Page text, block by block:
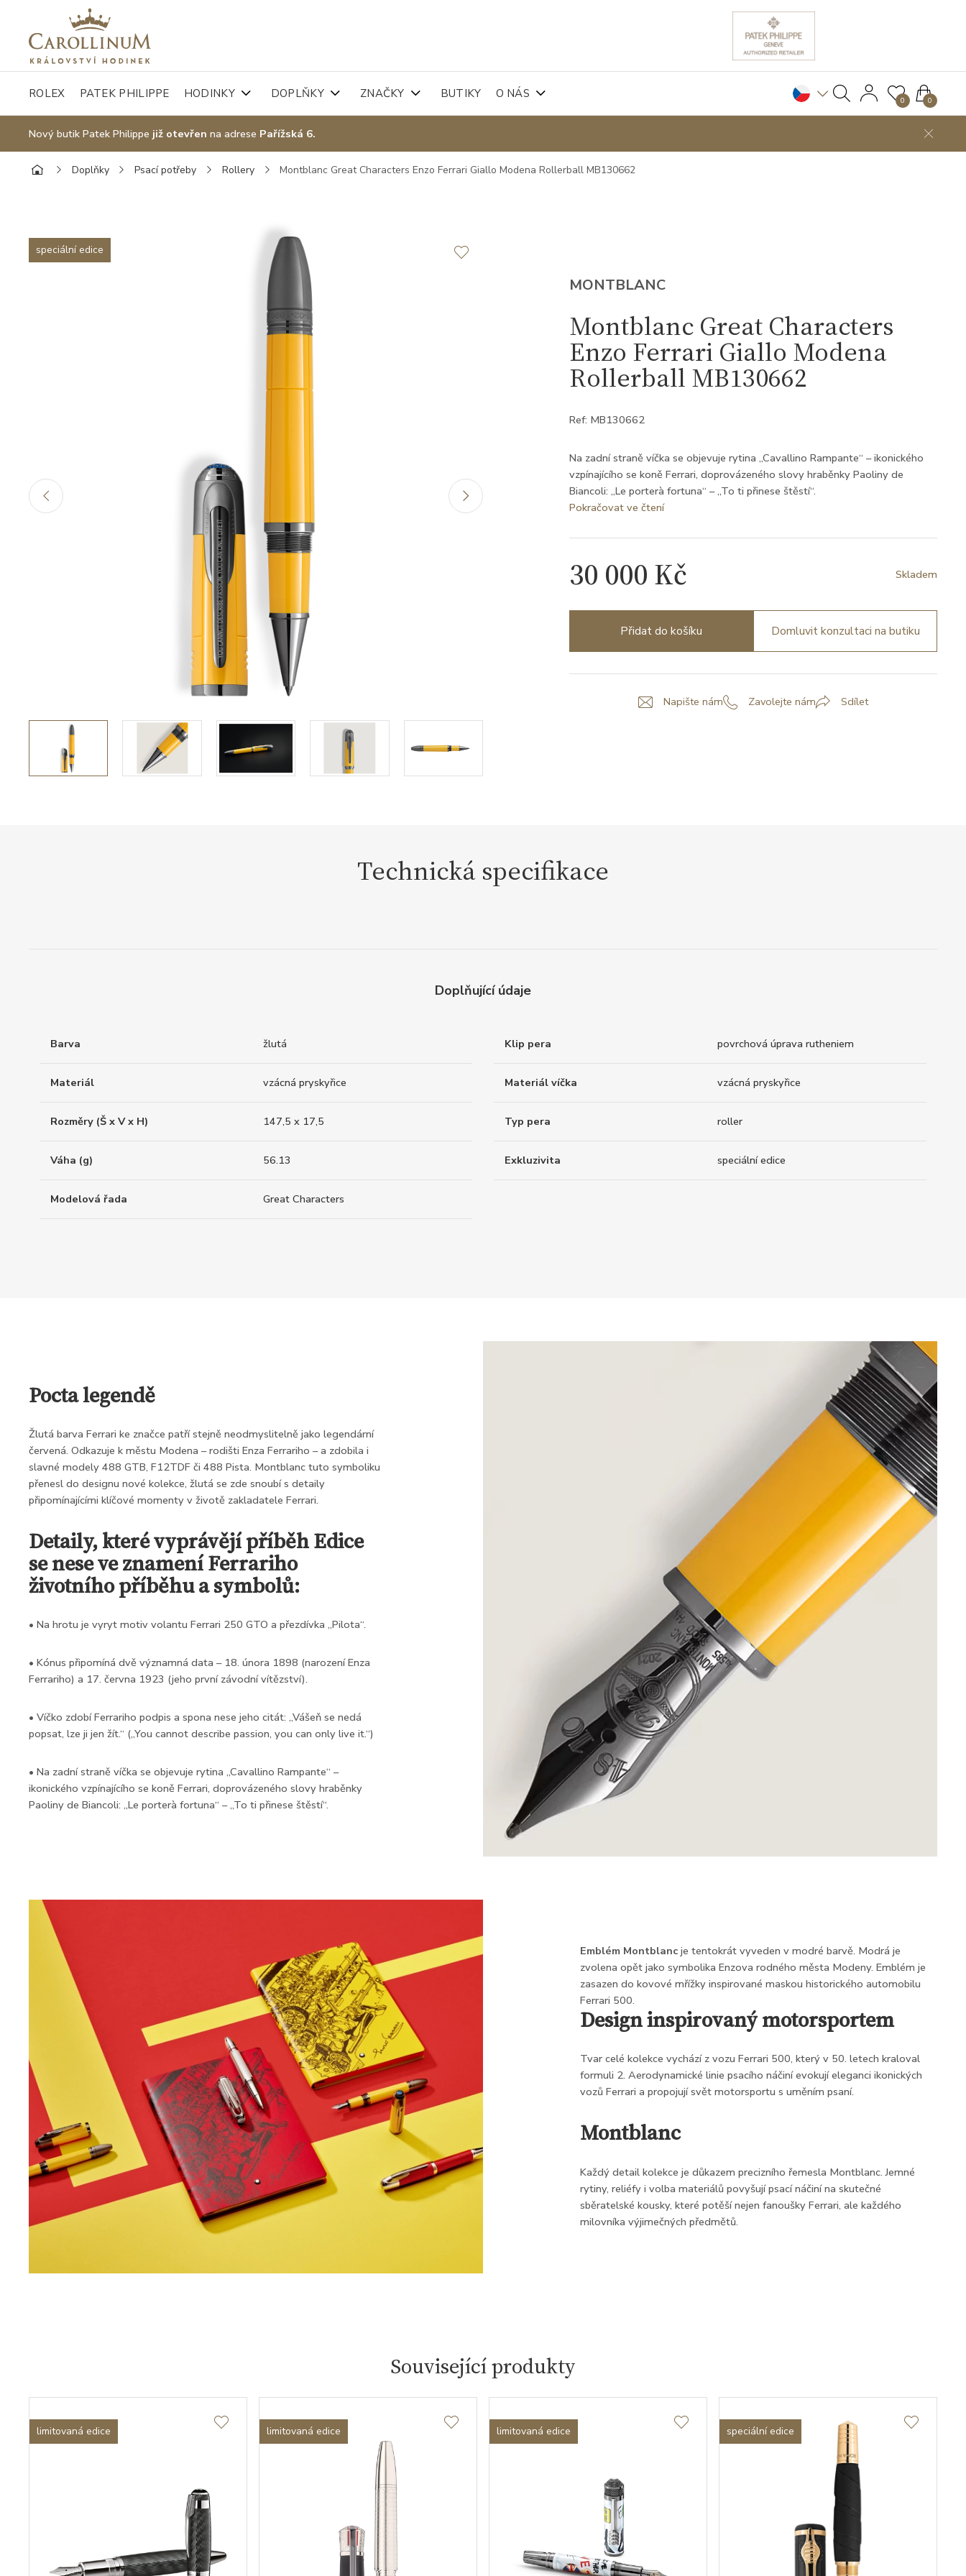
ROLEX PATEK PHILIPPE HODINKY DOPLŇKY ZNAČKY BUTIKY O NÁS 0 0
Nový butik Patek Philippe již otevřen na adrese Pařížská 6.
Doplňky Psací potřeby Rollery Montblanc Great Characters Enzo Ferrari Giallo Modena Rollerball MB130662
speciální edice
MONTBLANC
Montblanc Great Characters
Enzo Ferrari Giallo Modena
Rollerball MB130662
Ref: MB130662
Na zadní straně víčka se objevuje rytina „Cavallino Rampante“ – ikonického
vzpínajícího se koně Ferrari, doprovázeného slovy hraběnky Paoliny de
Biancoli: „Le porterà fortuna“ – „To ti přinese štěstí“.
Pokračovat ve čtení
30 000 Kč Skladem
Přidat do košíku Domluvit konzultaci na butiku
Napište nám Zavolejte nám Sdílet
Technická specifikace
Doplňující údaje
Barva žlutá Klip pera povrchová úprava rutheniem
Materiál vzácná pryskyřice Materiál víčka vzácná pryskyřice
Rozměry (Š x V x H) 147,5 x 17,5 Typ pera roller
Váha (g) 56.13 Exkluzivita speciální edice
Modelová řada Great Characters
Pocta legendě
Žlutá barva Ferrari ke značce patří stejně neodmyslitelně jako legendární
červená. Odkazuje k městu Modena – rodišti Enza Ferrariho – a zdobila i
slavné modely 488 GTB, F12TDF či 488 Pista. Montblanc tuto symboliku
přenesl do designu nové kolekce, žlutá se zde snoubí s detaily
připomínajícími klíčové momenty v životě zakladatele Ferrari.
Detaily, které vyprávějí příběh Edice
se nese ve znamení Ferrariho
životního příběhu a symbolů:
• Na hrotu je vyryt motiv volantu Ferrari 250 GTO a přezdívka „Pilota“.
• Kónus připomíná dvě významná data – 18. února 1898 (narození Enza
Ferrariho) a 17. června 1923 (jeho první závodní vítězství).
• Víčko zdobí Ferrariho podpis a spona nese jeho citát: „Vášeň se nedá
popsat, lze ji jen žít.“ („You cannot describe passion, you can only live it.“)
• Na zadní straně víčka se objevuje rytina „Cavallino Rampante“ –
ikonického vzpínajícího se koně Ferrari, doprovázeného slovy hraběnky
Paoliny de Biancoli: „Le porterà fortuna“ – „To ti přinese štěstí“.
Emblém Montblanc je tentokrát vyveden v modré barvě. Modrá je
zvolena opět jako symbolika Enzova rodného města Modeny. Emblém je
zasazen do kovové mřížky inspirované maskou historického automobilu
Ferrari 500.
Design inspirovaný motorsportem
Tvar celé kolekce vychází z vozu Ferrari 500, který v 50. letech kraloval
formuli 2. Aerodynamické linie psacího náčiní evokují eleganci ikonických
vozů Ferrari a propojují svět motorsportu s uměním psaní.
Montblanc
Každý detail kolekce je důkazem precizního řemesla Montblanc. Jemné
rytiny, reliéfy i volba materiálů povyšují psací náčiní na skutečné
sběratelské kousky, které potěší nejen fanoušky Ferrari, ale každého
milovníka výjimečných předmětů.
Související produkty
limitovaná edice limitovaná edice limitovaná edice speciální edice